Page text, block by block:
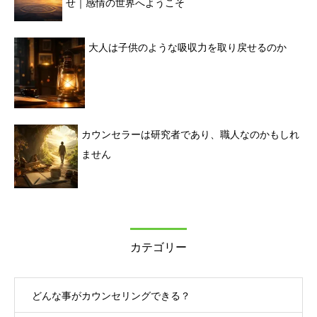
せ｜感情の世界へようこそ
大人は子供のような吸収力を取り戻せるのか
カウンセラーは研究者であり、職人なのかもしれ
ません
カテゴリー
どんな事がカウンセリングできる？